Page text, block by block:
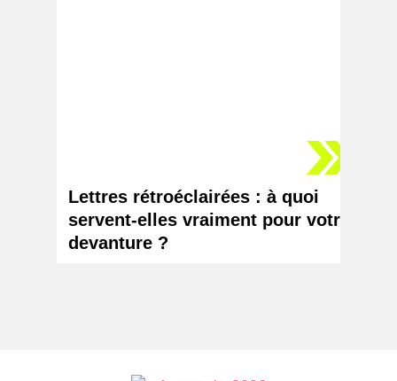
Lettres rétroéclairées : à quoi
servent-elles vraiment pour votre
devanture ?